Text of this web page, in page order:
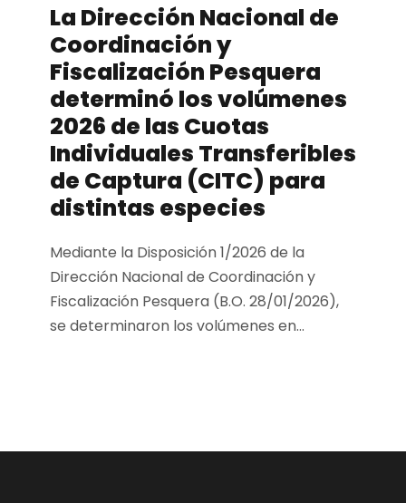
La Dirección Nacional de
Coordinación y
Fiscalización Pesquera
determinó los volúmenes
2026 de las Cuotas
Individuales Transferibles
de Captura (CITC) para
distintas especies
Mediante la Disposición 1/2026 de la
Dirección Nacional de Coordinación y
Fiscalización Pesquera (B.O. 28/01/2026),
se determinaron los volúmenes en...